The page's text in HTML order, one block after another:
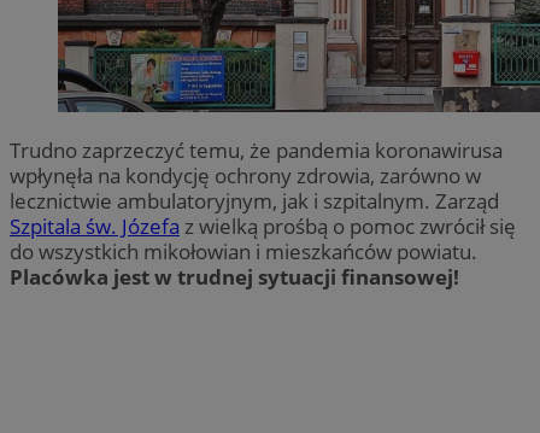
Trudno zaprzeczyć temu, że pandemia koronawirusa
wpłynęła na kondycję ochrony zdrowia, zarówno w
lecznictwie ambulatoryjnym, jak i szpitalnym. Zarząd
Szpitala św. Józefa z wielką prośbą o pomoc zwrócił się
do wszystkich mikołowian i mieszkańców powiatu.
Placówka jest w trudnej sytuacji finansowej!